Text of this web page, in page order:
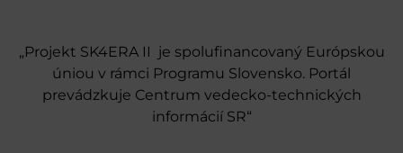
„Projekt SK4ERA II je spolufinancovaný Európskou
úniou v rámci Programu Slovensko. Portál
prevádzkuje Centrum vedecko-technických
informácií SR“